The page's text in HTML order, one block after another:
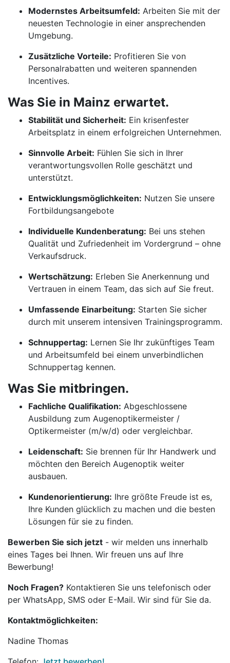
Modernstes Arbeitsumfeld: Arbeiten Sie mit der
neuesten Technologie in einer ansprechenden
Umgebung.
Zusätzliche Vorteile: Profitieren Sie von
Personalrabatten und weiteren spannenden
Incentives.
Was Sie in Mainz erwartet.
Stabilität und Sicherheit: Ein krisenfester
Arbeitsplatz in einem erfolgreichen Unternehmen.
Sinnvolle Arbeit: Fühlen Sie sich in Ihrer
verantwortungsvollen Rolle geschätzt und
unterstützt.
Entwicklungsmöglichkeiten: Nutzen Sie unsere
Fortbildungsangebote
Individuelle Kundenberatung: Bei uns stehen
Qualität und Zufriedenheit im Vordergrund – ohne
Verkaufsdruck.
Wertschätzung: Erleben Sie Anerkennung und
Vertrauen in einem Team, das sich auf Sie freut.
Umfassende Einarbeitung: Starten Sie sicher
durch mit unserem intensiven Trainingsprogramm.
Schnuppertag: Lernen Sie Ihr zukünftiges Team
und Arbeitsumfeld bei einem unverbindlichen
Schnuppertag kennen.
Was Sie mitbringen.
Fachliche Qualifikation: Abgeschlossene
Ausbildung zum Augenoptikermeister /
Optikermeister (m/w/d) oder vergleichbar.
Leidenschaft: Sie brennen für Ihr Handwerk und
möchten den Bereich Augenoptik weiter
ausbauen.
Kundenorientierung: Ihre größte Freude ist es,
Ihre Kunden glücklich zu machen und die besten
Lösungen für sie zu finden.
Bewerben Sie sich jetzt - wir melden uns innerhalb
eines Tages bei Ihnen. Wir freuen uns auf Ihre
Bewerbung!
Noch Fragen? Kontaktieren Sie uns telefonisch oder
per WhatsApp, SMS oder E-Mail. Wir sind für Sie da.
Kontaktmöglichkeiten:
Nadine Thomas